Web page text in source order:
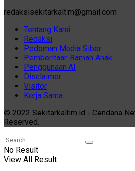
redaksisekitarkaltim@gmail.com
Tentang Kami
Redaksi
Pedoman Media Siber
Pemberitaan Ramah Anak
Penggunaan AI
Disclaimer
Visitor
Kerja Sama
© 2022 Sekitarkaltim.id - Cendana
Reserved.
No Result
View All Result